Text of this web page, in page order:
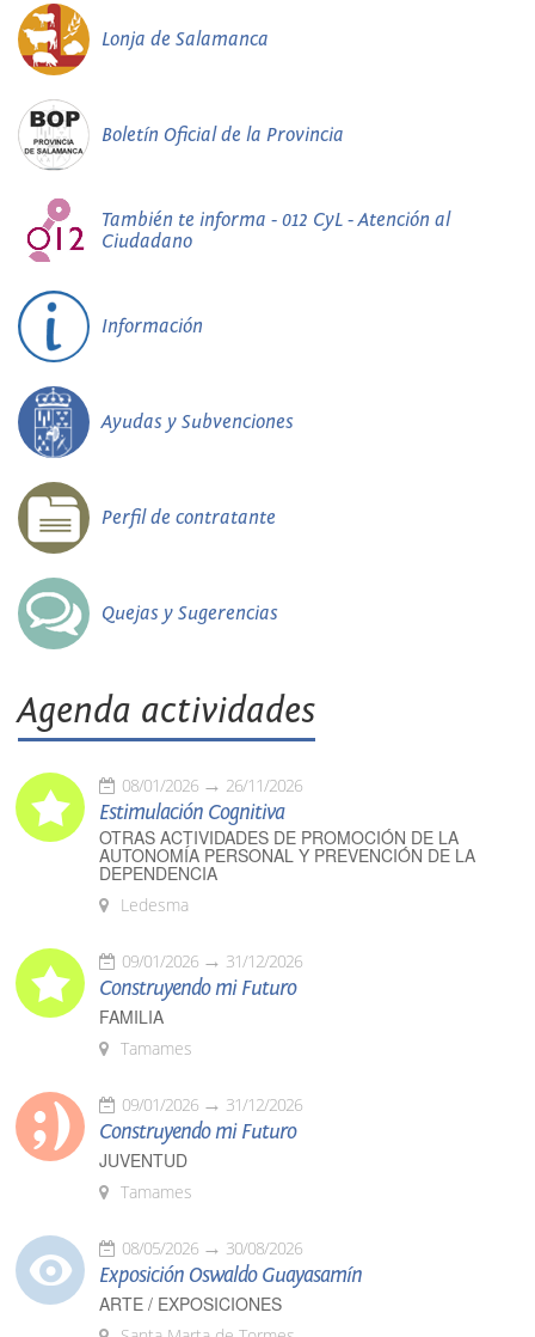
Lonja de Salamanca
Boletín Oficial de la Provincia
También te informa - 012 CyL - Atención al
Ciudadano
Información
Ayudas y Subvenciones
Perfil de contratante
Quejas y Sugerencias
Agenda actividades
08/01/2026 26/11/2026
Estimulación Cognitiva
OTRAS ACTIVIDADES DE PROMOCIÓN DE LA
AUTONOMÍA PERSONAL Y PREVENCIÓN DE LA
DEPENDENCIA
Ledesma
09/01/2026 31/12/2026
Construyendo mi Futuro
FAMILIA
Tamames
09/01/2026 31/12/2026
Construyendo mi Futuro
JUVENTUD
Tamames
08/05/2026 30/08/2026
Exposición Oswaldo Guayasamín
ARTE / EXPOSICIONES